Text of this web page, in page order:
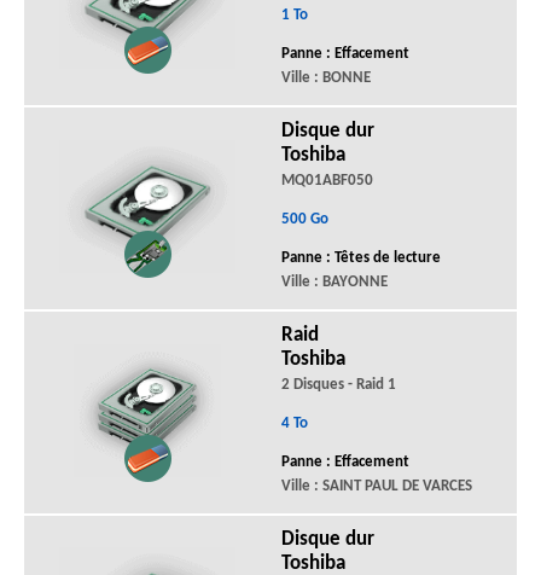
1 To
Panne : Effacement
Ville : BONNE
Disque dur
Toshiba
MQ01ABF050
500 Go
Panne : Têtes de lecture
Ville : BAYONNE
Raid
Toshiba
2 Disques - Raid 1
4 To
Panne : Effacement
Ville : SAINT PAUL DE VARCES
Disque dur
Toshiba